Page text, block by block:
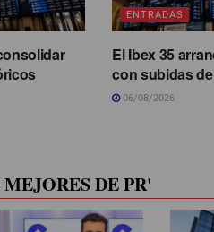
ENTRADAS
El Ibex 35
con subidas
06/08/2026
DE PR'